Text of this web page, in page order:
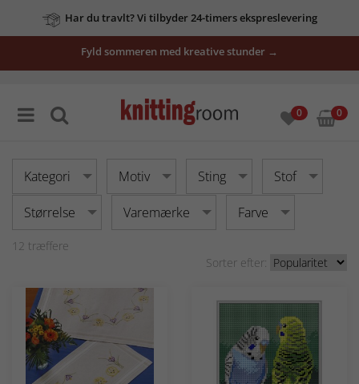
Har du travlt? Vi tilbyder 24-timers ekspreslevering
Fyld sommeren med kreative stunder →
0 0
Kategori Motiv Sting Stof
Størrelse Varemærke Farve
12 træffere
Sorter efter: